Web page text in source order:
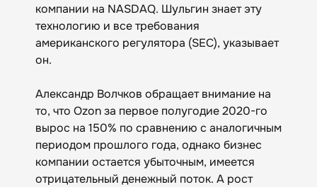
компании на NASDAQ. Шульгин знает эту
технологию и все требования
американского регулятора (SEC), указывает
он.
Александр Волчков обращает внимание на
то, что Ozon за первое полугодие 2020-го
вырос на 150% по сравнению с аналогичным
периодом прошлого года, однако бизнес
компании остается убыточным, имеется
отрицательный денежный поток. А рост